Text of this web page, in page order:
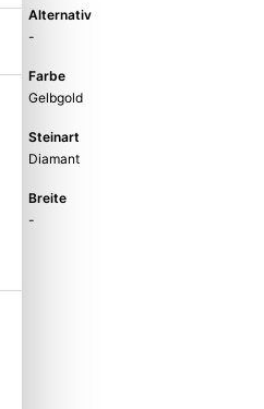
Alternativ
-
Farbe
Gelbgold
Steinart
Diamant
Breite
-